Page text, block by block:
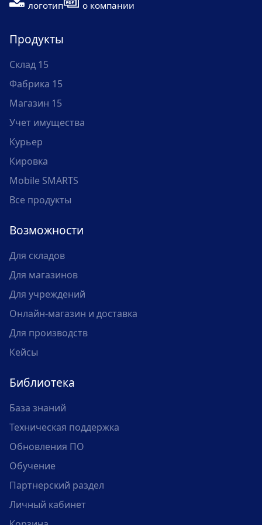
логотип
о компании
Продукты
Склад 15
Фабрика 15
Магазин 15
Учет имущества
Курьер
Кировка
Mobile SMARTS
Все продукты
Возможности
Для складов
Для магазинов
Для учреждений
Онлайн-магазин и доставка
Для производств
Кейсы
Библиотека
База знаний
Техническая поддержка
Обновления ПО
Обучение
Партнерский раздел
Личный кабинет